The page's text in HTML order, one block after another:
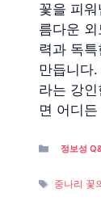
꽃을 피
름다운
력과 독
만듭니다
라는 강
면 어디
정보성
Tags
중나리 꽃